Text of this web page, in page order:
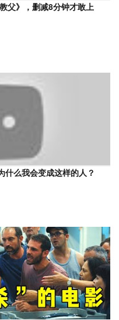
父》，删减8分钟才敢上
什么我会变成这样的人？